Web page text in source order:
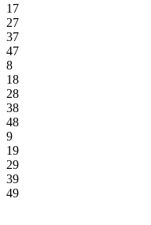
17
27
37
47
8
18
28
38
48
9
19
29
39
49